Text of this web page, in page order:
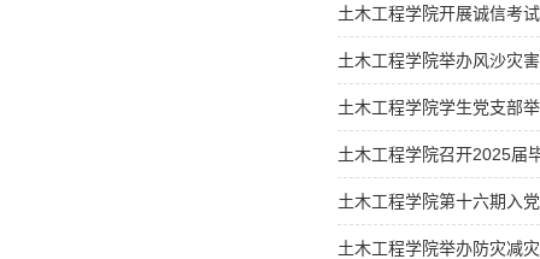
土木工程学院开展诚信考
土木工程学院举办风沙灾
土木工程学院学生党支部
土木工程学院召开2025届
土木工程学院第十六期入
土木工程学院举办防灾减